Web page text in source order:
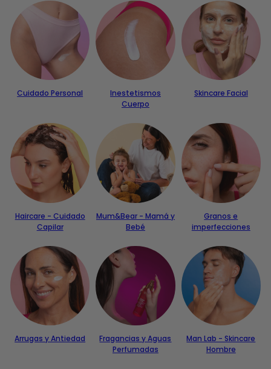
a
ñ
a
Cuidado Personal
Inestetismos
Cuerpo
Skincare Facial
Haircare - Cuidado
Capilar
Mum&Bear - Mamá y
Bebé
Granos e
imperfecciones
Arrugas y Antiedad
Fragancias y Aguas
Perfumadas
Man Lab - Skincare
Hombre